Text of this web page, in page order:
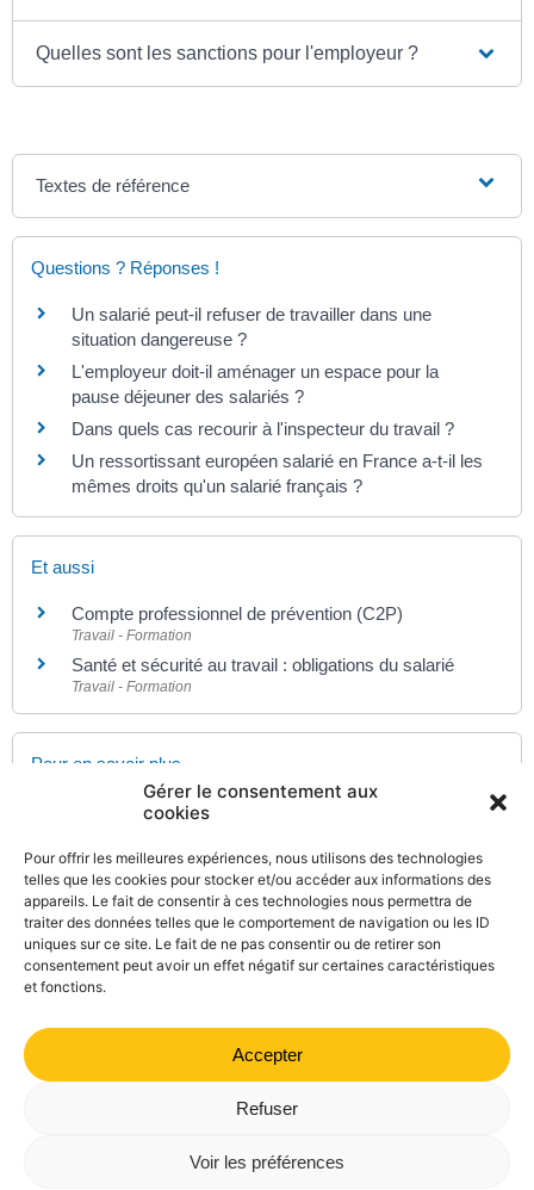
Gérer le consentement aux
cookies
Pour offrir les meilleures expériences, nous utilisons des technologies
telles que les cookies pour stocker et/ou accéder aux informations des
appareils. Le fait de consentir à ces technologies nous permettra de
traiter des données telles que le comportement de navigation ou les ID
uniques sur ce site. Le fait de ne pas consentir ou de retirer son
consentement peut avoir un effet négatif sur certaines caractéristiques
et fonctions.
Accepter
Refuser
Voir les préférences
Quelles sont les sanctions pour l'employeur ?
Textes de référence
Questions ? Réponses !
Un salarié peut-il refuser de travailler dans une
situation dangereuse ?
L'employeur doit-il aménager un espace pour la
pause déjeuner des salariés ?
Dans quels cas recourir à l'inspecteur du travail ?
Un ressortissant européen salarié en France a-t-il les
mêmes droits qu'un salarié français ?
Et aussi
Compte professionnel de prévention (C2P)
Travail - Formation
Santé et sécurité au travail : obligations du salarié
Travail - Formation
Pour en savoir plus
Risques liés au travail
Détermination des unités de travail dans le document
unique
Agence nationale pour l'amélioration des conditions de travail
(ANACT)
© Direction de l'information légale et administrative
comarquage developpé par
21 40 70